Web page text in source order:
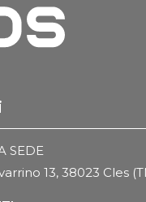
SEDE
13, 38023 Cles